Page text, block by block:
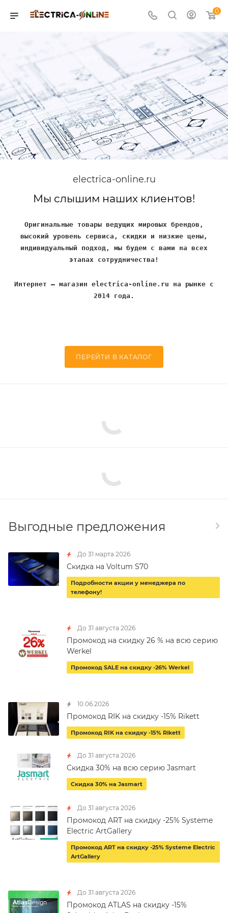
0
electrica-online.ru
Мы слышим наших клиентов!
Оригинальные товары ведущих мировых брендов,
высокий уровень сервиса, скидки и низкие цены,
индивидуальный подход, мы будем с вами на всех
этапах сотрудничества!
Интернет – магазин electrica-online.ru на рынке с
2014 года.
ПЕРЕЙТИ В КАТАЛОГ
Выгодные предложения
До 31 марта 2026
Скидка на Voltum S70
Подробности акции у менеджера по
телефону!
До 31 августа 2026
Промокод на скидку 26 % на всю серию
Werkel
Промокод SALE на скидку -26% Werkel
10.06.2026
Промокод RIK на скидку -15% Rikett
Промокод RIK на скидку -15% Rikett
До 31 августа 2026
Скидка 30% на всю серию Jasmart
Скидка 30% на Jasmart
До 31 августа 2026
Промокод ART на скидку -25% Systeme
Electric ArtGallery
Промокод ART на скидку -25% Systeme Electric
ArtGallery
До 31 августа 2026
Промокод ATLAS на скидку -15%